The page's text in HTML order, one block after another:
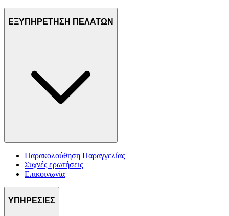
ΕΞΥΠΗΡΕΤΗΣΗ ΠΕΛΑΤΩΝ
Παρακολούθηση Παραγγελίας
Συχνές ερωτήσεις
Επικοινωνία
ΥΠΗΡΕΣΙΕΣ